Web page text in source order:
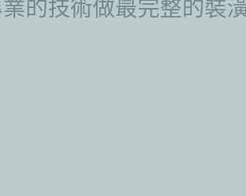
的技術做最完整的裝